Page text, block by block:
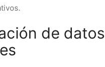
de datos